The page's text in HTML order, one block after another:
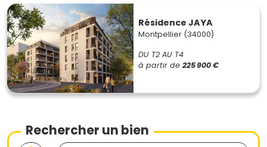
Résidence JAYA
Montpellier (34000)
DU T2 AU T4
à partir de 225 900 €
Rechercher un bien